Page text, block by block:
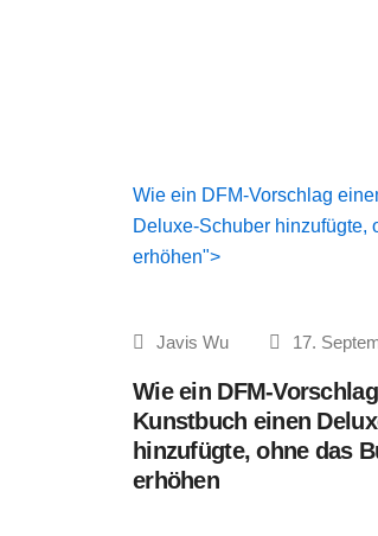
Wie ein DFM-Vorschlag
Deluxe-Schuber hinzufügte,
erhöhen">
Javis Wu 17.
Wie ein DFM-
Kunstbuch einen
hinzufügte, ohne das
erhöhen